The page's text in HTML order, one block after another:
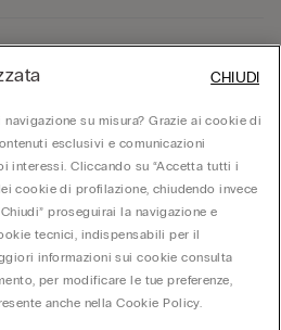
| Sede Legale: Malcesine (VR), Via Portici
al Reg. Imprese di Verona: 01037050422 |
Holding S.p.A.
navigazione su misura? Grazie ai cookie di
esclusivi e comunicazioni
interessi. Cliccando su “Accetta tutti i
cookie di profilazione, chiudendo invece
proseguirai la navigazione e
tecnici, indispensabili per il
informazioni sui cookie consulta
per modificare le tue preferenze,
anche nella Cookie Policy.
CHIUDI